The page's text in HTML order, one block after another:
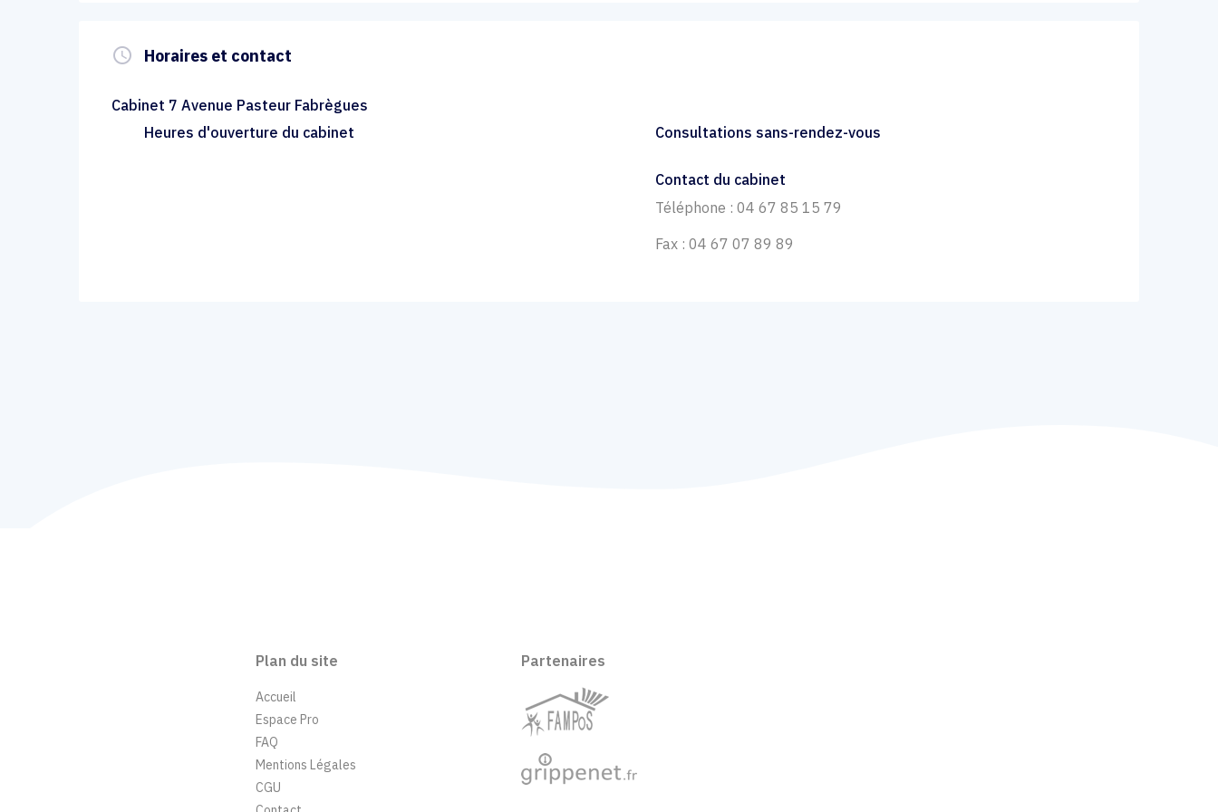
query_builder Horaires et contact
Cabinet 7 Avenue Pasteur Fabrègues
Heures d'ouverture du cabinet
Consultations sans-rendez-vous
Contact du cabinet
Téléphone : 04 67 85 15 79
Fax : 04 67 07 89 89
Plan du site
Accueil
Espace Pro
FAQ
Mentions Légales
CGU
Partenaires